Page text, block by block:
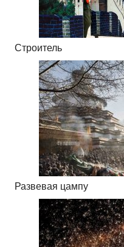
Строитель
Развевая цампу